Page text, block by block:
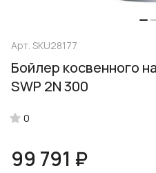
Арт. SKU28177
Бойлер косвенного
SWP 2N 300
0
99 791 ₽